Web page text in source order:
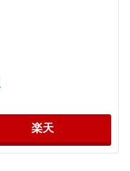
楽天